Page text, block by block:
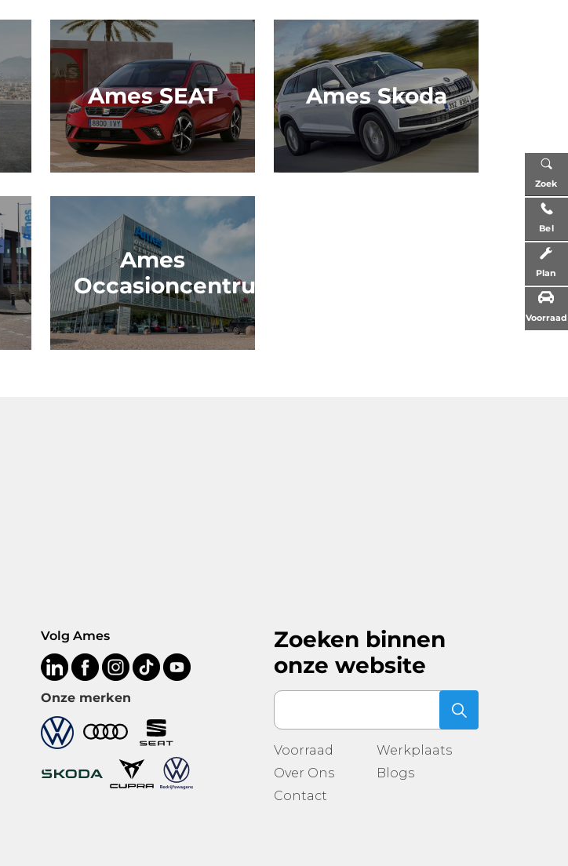
Zoek
Bel
Plan
Voorraad
Ames SEAT Ames Skoda
Ames
Occasioncentrum
Volg Ames
Onze merken
Zoeken binnen
onze website
Voorraad
Werkplaats
Over Ons
Blogs
Contact